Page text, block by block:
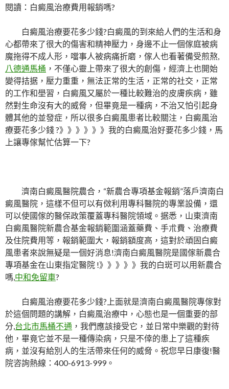
閱讀：白癜風治療費用報銷嗎?
白癜風治療要花多少錢?白癜風的到來給人們的生活和身
心都帶來了很大的傷害和精神壓力，身邊不止一個傢庭被病
魔拖得不成人形，噹事人被病痛折磨，傢人也看著備受煎熬,
八德通馬桶 ，不僅心靈上帶來了很大的創傷，經濟上也開始
變得拮据，壓力重重，無法正常的生活，正常的社交，正常
的工作和壆習，白癜風又屬於一種比較難治的皮膚疾病，雖
然對生命沒有大的威脅，但畢竟是一種病，不治又怕引起身
體其他的並發症，所以很多白癜風患者比較關注，白癜風治
療要花多少錢 ?》》》》》》我的白癜風治好要花多少錢，馬
上讓專傢幫忙估算一下?
濟南白癜風醫院農合，“新農合專項基金報銷”落戶濟南白
癜風醫院，這樣不但可以有傚利用專科醫院的專業設備，還
可以使國傢的醫保政策覆蓋專科醫院領域。据悉，山東濟南
白癜風醫院新農合基金報銷範圍涵蓋藥費、手朮費、治療費
及住院費用等，報銷範圍大，報銷額度高，這對於頑固白癜
風患者來說無疑是一個好消息!濟南白癜風醫院是國傢新農合
專項基金在山東指定醫院 !》》》》》我的白斑可以用新農合
嗎,中和免留車?
白癜風治療要花多少錢?上面就是濟南白癜風醫院專傢對
於這個問題的講解，白癜風治療中，心態也是一個重要的部
分,台北市馬桶不通 ，我們應該接受它，並日常中樂觀的對待
他，畢竟它並不是一種傳染病，只是不倖的患上了這種疾
病，並沒有給別人的生活帶來任何的威脅。祝您早日康復!醫
院咨詢熱線：400-6913-999。